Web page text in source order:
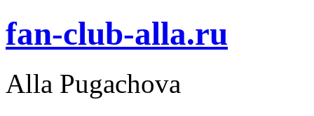
fan-club-alla.ru
Alla Pugachova